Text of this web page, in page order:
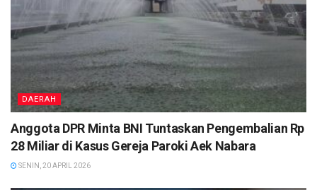
DAERAH
Anggota DPR Minta BNI Tuntaskan Pengembalian Rp
28 Miliar di Kasus Gereja Paroki Aek Nabara
SENIN, 20 APRIL 2026